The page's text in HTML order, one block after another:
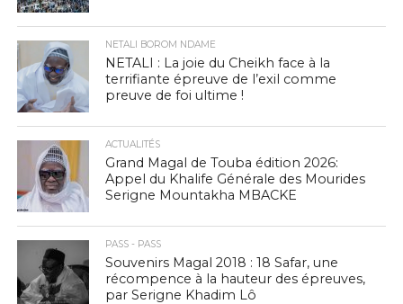
NETALI BOROM NDAME
NETALI : La joie du Cheikh face à la
terrifiante épreuve de l’exil comme
preuve de foi ultime !
ACTUALITÉS
Grand Magal de Touba édition 2026:
Appel du Khalife Générale des Mourides
Serigne Mountakha MBACKE
PASS - PASS
Souvenirs Magal 2018 : 18 Safar, une
récompence à la hauteur des épreuves,
par Serigne Khadim Lô